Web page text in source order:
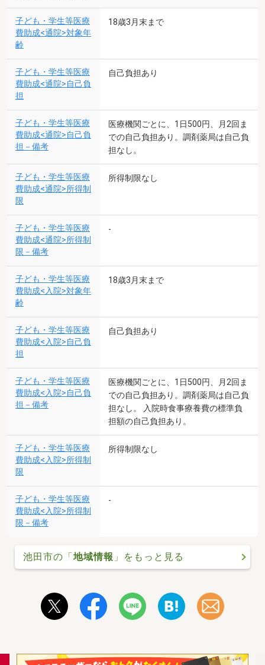
子ども・学生等医療
費助成<通院>対象年
齢
18歳3月末まで
子ども・学生等医療
費助成<通院>自己負
担
自己負担あり
子ども・学生等医療
費助成<通院>自己負
担－備考
医療機関ごとに、1日500円、月2回ま
での自己負担あり。調剤薬局は自己負
担なし。
子ども・学生等医療
費助成<通院>所得制
限
所得制限なし
子ども・学生等医療
費助成<通院>所得制
限－備考
-
子ども・学生等医療
費助成<入院>対象年
齢
18歳3月末まで
子ども・学生等医療
費助成<入院>自己負
担
自己負担あり
子ども・学生等医療
費助成<入院>自己負
担－備考
医療機関ごとに、1日500円、月2回ま
での自己負担あり。調剤薬局は自己負
担なし。 入院時食事療養費の標準負
担額の自己負担あり。
子ども・学生等医療
費助成<入院>所得制
限
所得制限なし
子ども・学生等医療
費助成<入院>所得制
限－備考
-
池田市の「地域情報 」をもっと見る